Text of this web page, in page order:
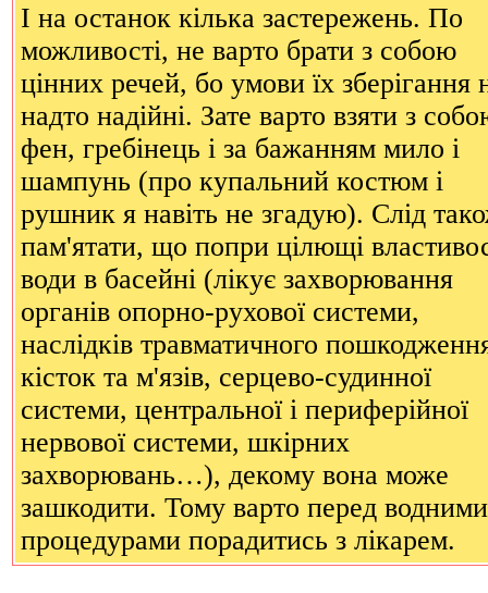
І на останок кілька застережень. По
можливості, не варто брати з собою
цінних речей, бо умови їх зберігання
надто надійні. Зате варто взяти з
фен, гребінець і за бажанням мило і
шампунь (про купальний костюм і
рушник я навіть не згадую). Слід
пам'ятати, що попри цілющі
води в басейні (лікує захворювання
органів опорно-рухової системи,
наслідків травматичного
кісток та м'язів, серцево-судинної
системи, центральної і периферійної
нервової системи, шкірних
захворювань…), декому вона може
зашкодити. Тому варто перед водними
процедурами порадитись з лікарем.